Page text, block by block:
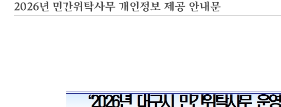
2026년 민간위탁사무 개인정보 제공 안내문